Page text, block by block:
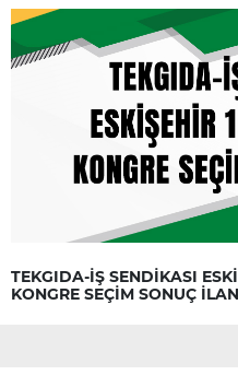
TEKGIDA-İŞ SENDİKASI
KONGRE SEÇİM SONUÇ